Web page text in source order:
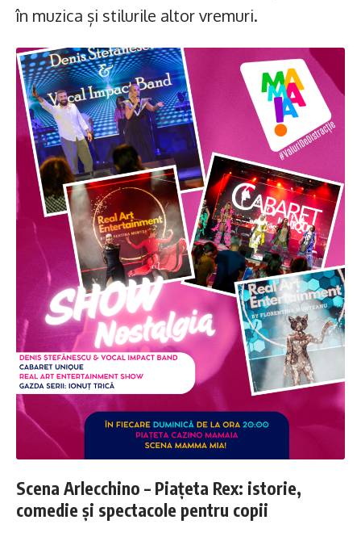
în muzica și stilurile altor vremuri.
Scena Arlecchino – Piațeta Rex: istorie,
comedie și spectacole pentru copii